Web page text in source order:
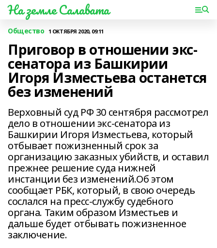
На земле Салавата
Общество 1 ОКТЯБРЯ 2020, 09:11
Приговор в отношении экс-
сенатора из Башкирии
Игоря Изместьева останется
без изменений
Верховный суд РФ 30 сентября рассмотрел
дело в отношении экс-сенатора из
Башкирии Игоря Изместьева, который
отбывает пожизненный срок за
организацию заказных убийств, и оставил
прежнее решение суда нижней
инстанции без изменений.Об этом
сообщает РБК, который, в свою очередь
сослался на пресс-службу судебного
органа. Таким образом Изместьев и
дальше будет отбывать пожизненное
заключение.